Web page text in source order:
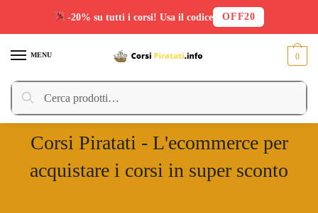
MENU
Cerca:
Cerca
0
Corsi Piratati - L'ecommerce per
acquistare i corsi in super sconto
-20% su tutti i corsi! Usa il codice OFF20